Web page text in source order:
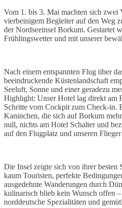
Vom 1. bis 3. Mai machten sich zwei
vierbeinigem Begleiter auf den Weg
der Nordseeinsel Borkum. Gestartet
Frühlingswetter und mit unserer
Nach einem entspannten Flug über
beeindruckende Küstenlandschaft
Seeluft, Sonne und einer geradezu
Highlight: Unser Hotel lag direkt am
Schritte vom Cockpit zum Check-in.
Kaninchen, die sich auf Borkum
null, nichts am Hotel Schalter und
auf den Flugplatz und unseren Flieger
Die Insel zeigte sich von ihrer besten
kaum Touristen, perfekte
ausgedehnte Wanderungen durch
kulinarisch blieb kein Wunsch offen
norddeutsche Spezialitäten und